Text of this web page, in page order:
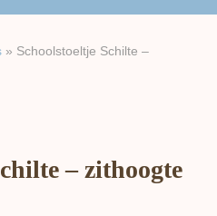
» Schoolstoeltje Schilte –
– zithoogte